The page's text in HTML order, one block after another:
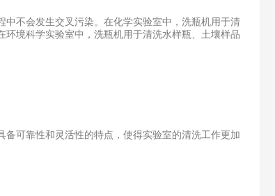
不会发生交叉污染。在化学实验室中，洗瓶机用于清
境科学实验室中，洗瓶机用于清洗水样瓶、土壤样品
可靠性和灵活性的特点，使得实验室的清洗工作更加